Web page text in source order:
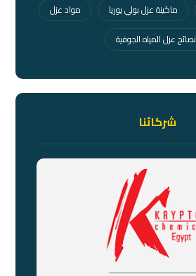
ماكينة عزل بولي يوريا
مواد عزل
نصائح عزل المياه الجوفية
شركائنا